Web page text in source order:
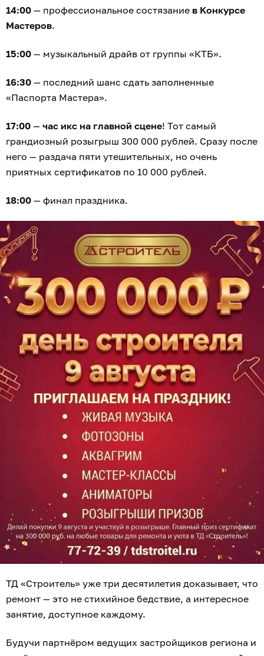
14:00 — профессиональное состязание в Конкурсе
Мастеров.
15:00 — музыкальный драйв от группы «КТБ».
16:30 — последний шанс сдать заполненные
«Паспорта Мастера».
17:00 — час икс на главной сцене! Тот самый
грандиозный розыгрыш 300 000 рублей. Сразу после
него — раздача пяти утешительных, но очень
приятных сертификатов по 10 000 рублей.
18:00 — финал праздника.
ТД «Строитель» уже три десятилетия доказывает, что
ремонт — это не стихийное бедствие, а интересное
занятие, доступное каждому.
Будучи партнёром ведущих застройщиков региона и